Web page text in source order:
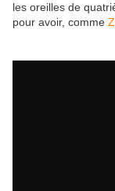
les oreilles de
pour avoir, comme